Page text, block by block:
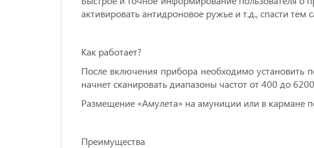
активировать антидроновое ружье и т.д., спасти
Как работает?
После включения прибора необходимо установить
начнет сканировать диапазоны частот от 400 до
Размещение «Амулета» на амуниции или в кармане
Преимущества